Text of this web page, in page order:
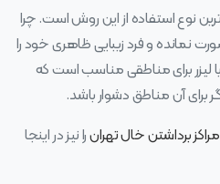
نوع استفاده از این روش است. چرا
نمانده و فرد زیبایی ظاهری خود را
برای مناطقی مناسب است که
آن مناطق دشوار باشد.
برداشتن خال تهرانرا نیز در اینجا